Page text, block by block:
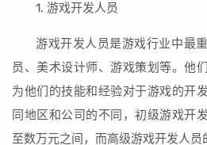
1. 游戏开发人员
游戏开发人员是游戏行业中最
员、美术设计师、游戏策划等。他
为他们的技能和经验对于游戏的开
同地区和公司的不同，初级游戏开
至数万元之间，而高级游戏开发人员